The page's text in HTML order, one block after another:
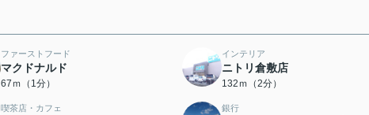
ファーストフード
マクドナルド
67ｍ（1分）
インテリア
ニトリ倉敷店
132ｍ（2分）
喫茶店・カフェ 銀行